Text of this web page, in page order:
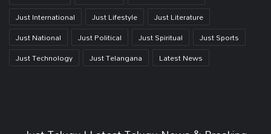
Just International
Just Lifestyle
Just Literature
Just National
Just Political Just Spiritual
Just Sports
Just Technology
Just Telangana Latest News